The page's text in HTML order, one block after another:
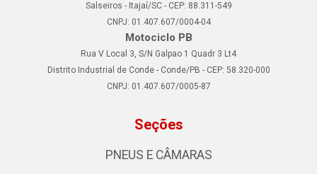
Salseiros - Itajaí/SC - CEP: 88.311-549
CNPJ: 01.407.607/0004-04
Motociclo PB
Rua V Local 3, S/N Galpao 1 Quadr 3 Lt4
Distrito Industrial de Conde - Conde/PB - CEP: 58.320-000
CNPJ: 01.407.607/0005-87
Seções
PNEUS E CÂMARAS